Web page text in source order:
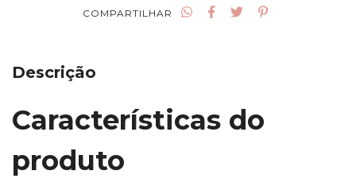
COMPARTILHAR
Descrição
Características do
produto